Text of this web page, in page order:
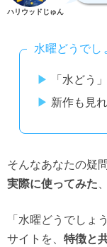
ハリウッドじゅん
水曜どうでし
「水どう
新作も見
そんなあなたの疑問
実際に使ってみた
「水曜どうでしょ
サイトを、
特徴と